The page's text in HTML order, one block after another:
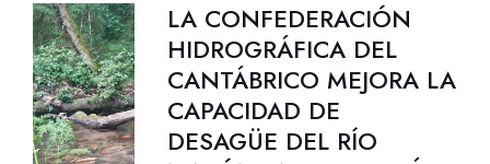
LA CONFEDERACIÓN
HIDROGRÁFICA DEL
CANTÁBRICO MEJORA LA
CAPACIDAD DE
DESAGÜE DEL RÍO